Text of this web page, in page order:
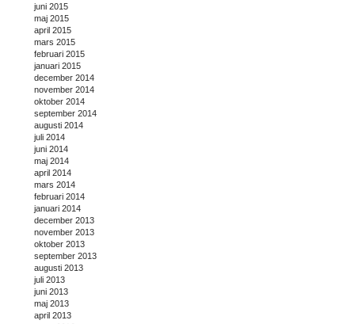
juni 2015
maj 2015
april 2015
mars 2015
februari 2015
januari 2015
december 2014
november 2014
oktober 2014
september 2014
augusti 2014
juli 2014
juni 2014
maj 2014
april 2014
mars 2014
februari 2014
januari 2014
december 2013
november 2013
oktober 2013
september 2013
augusti 2013
juli 2013
juni 2013
maj 2013
april 2013